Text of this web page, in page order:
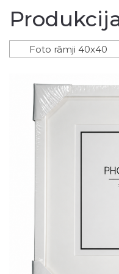
Foto rāmji 40x40